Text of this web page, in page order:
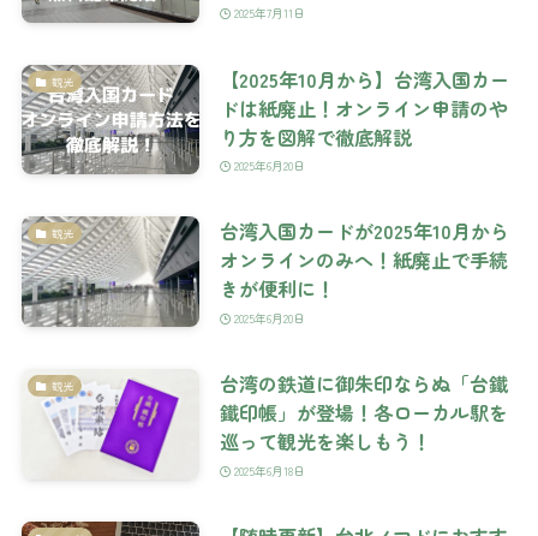
2025年7月11日
観光
【2025年10月から】台湾入国カー
ドは紙廃止！オンライン申請のや
り方を図解で徹底解説
2025年6月20日
観光
台湾入国カードが2025年10月から
オンラインのみへ！紙廃止で手続
きが便利に！
2025年6月20日
観光
台湾の鉄道に御朱印ならぬ「台鐵
鐵印帳」が登場！各ローカル駅を
巡って観光を楽しもう！
2025年6月18日